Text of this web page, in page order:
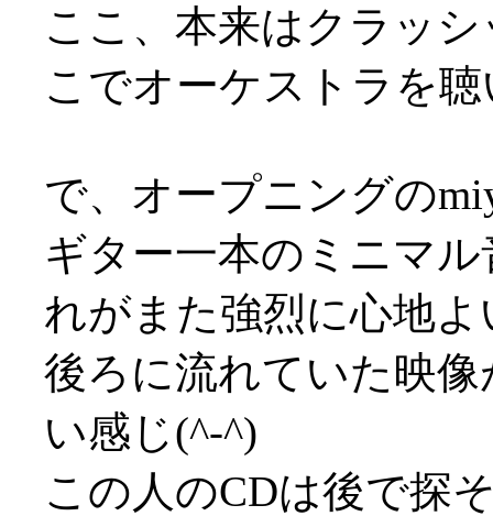
ここ、本来はクラッ
こでオーケストラを
で、オープニングの
ギター一本のミニマ
れがまた強烈に心地よ
後ろに流れていた映
い感じ(^-^)
この人のCDは後で探